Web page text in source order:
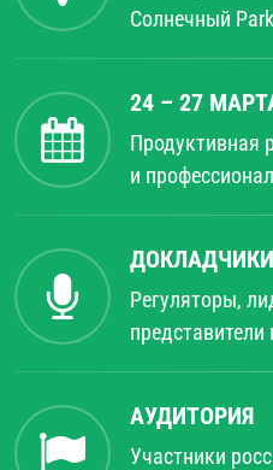
Солнечный
24 – 27
Продуктивная
и
ДОКЛАДЧИКИ
Регуляторы,
представители
АУДИТОРИЯ
Участники